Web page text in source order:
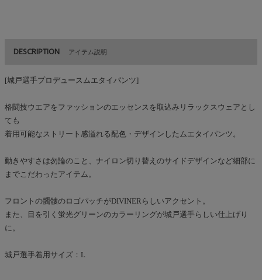
DESCRIPTION アイテム説明
[城戸選手プロデュースムエタイパンツ]
格闘技ウエアをファッションのエッセンスを取込みリラックスウェアとし
ても
着用可能なストリート感溢れる配色・デザインしたムエタイパンツ。
動きやすさは勿論のこと、ナイロン切り替えのサイドデザインなど細部に
までこだわったアイテム。
フロントの髑髏のロゴパッチがDIVINERらしいアクセント。
また、目を引く蛍光グリーンのカラーリングが城戸選手らしい仕上げり
に。
城戸選手着用サイズ：L